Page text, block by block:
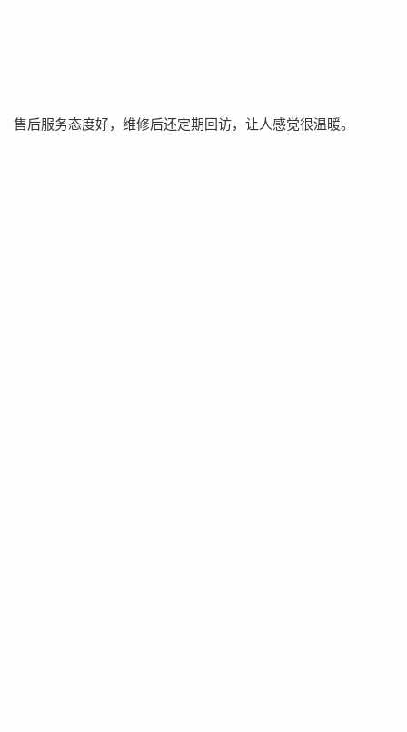
售后服务态度好，维修后还定期回访，让人感觉很温暖。